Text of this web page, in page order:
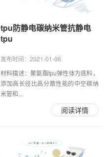
tpu防静电碳纳米管抗静电
tpu
发布时间：2021-01-06
材料描述：聚氨酯tpu弹性体为底料，
添加高长径比高分散性能的中空碳纳
米管和...
阅读详情